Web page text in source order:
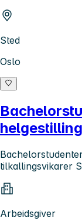
Sted
Oslo
tilkallingsvikarer
Arbeidsgiver